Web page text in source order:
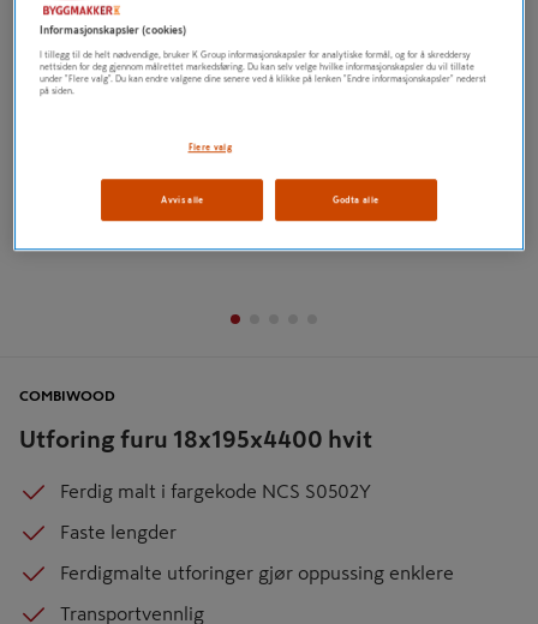
Tidligere
Utforing furu 18x195x4400 hvit
COMBIWOOD
Ferdig malt i fargekode NCS S0502Y
Faste lengder
Ferdigmalte utforinger gjør oppussing enklere
Transportvennlig
Informasjonskapsler (cookies)
I tillegg til de helt nødvendige, bruker K Group informasjonskapsler for analytiske formål, og for å skreddersy
nettsiden for deg gjennom målrettet markedsføring. Du kan selv velge hvilke informasjonskapsler du vil tillate
under "Flere valg". Du kan endre valgene dine senere ved å klikke på lenken "Endre informasjonskapsler" nederst
på siden.
Flere valg
Avvis alle Godta alle